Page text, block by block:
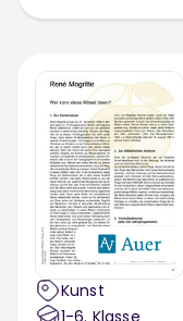
Kunst
1-6. Klasse